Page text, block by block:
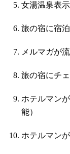
女湯温泉表示
旅の宿に宿
メルマガが
旅の宿にチ
ホテルマン
能）
ホテルマン